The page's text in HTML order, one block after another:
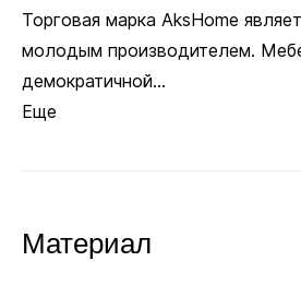
Торговая марка AksHome
молодым производителем.
демократичной...
Еще
Материал